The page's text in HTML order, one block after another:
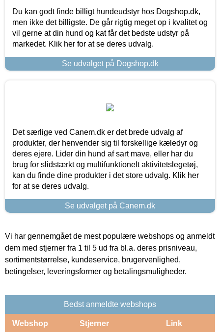
Du kan godt finde billigt hundeudstyr hos Dogshop.dk,
men ikke det billigste. De går rigtig meget op i kvalitet og
vil gerne at din hund og kat får det bedste udstyr på
markedet. Klik her for at se deres udvalg.
Se udvalget på Dogshop.dk
Det særlige ved Canem.dk er det brede udvalg af
produkter, der henvender sig til forskellige kæledyr og
deres ejere. Lider din hund af sart mave, eller har du
brug for slidstærkt og multifunktionelt aktivitetslegetøj,
kan du finde dine produkter i det store udvalg. Klik her
for at se deres udvalg.
Se udvalget på Canem.dk
Vi har gennemgået de mest populære webshops og anmeldt
dem med stjerner fra 1 til 5 ud fra bl.a. deres prisniveau,
sortimentstørrelse, kundeservice, brugervenlighed,
betingelser, leveringsformer og betalingsmuligheder.
Bedst anmeldte webshops
Webshop Stjerner Link